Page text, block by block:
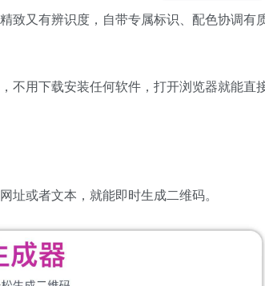
致又有辨识度，自带专属标识、配色协调有
不用下载安装任何软件，打开浏览器就能直
或者文本，就能即时生成二维码。